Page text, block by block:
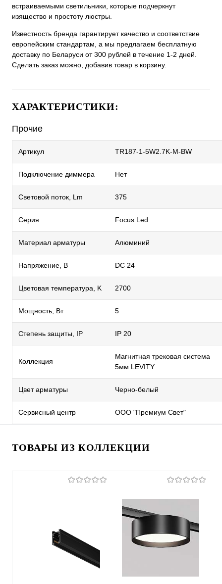
встраиваемыми светильники, которые подчеркнут
изящество и простоту люстры.
Известность бренда гарантирует качество и соответствие
европейским стандартам, а мы предлагаем бесплатную
доставку по Беларуси от 300 рублей в течение 1-2 дней.
Сделать заказ можно, добавив товар в корзину.
ХАРАКТЕРИСТИКИ:
Прочие
Артикул TR187-1-5W2.7K-M-BW
Подключение диммера Нет
Световой поток, Lm 375
Серия Focus Led
Материал арматуры Алюминий
Напряжение, В DC 24
Цветовая температура, K 2700
Мощность, Вт 5
Степень защиты, IP IP 20
Коллекция
Магнитная трековая система
5мм LEVITY
Цвет арматуры Черно-белый
Сервисный центр ООО "Премиум Свет"
ТОВАРЫ ИЗ КОЛЛЕКЦИИ